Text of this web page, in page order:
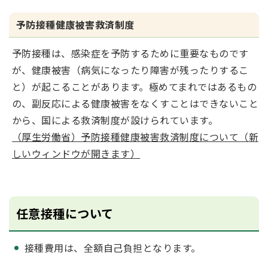
予防接種健康被害救済制度
予防接種は、感染症を予防するために重要なものです
が、健康被害（病気になったり障害が残ったりするこ
と）が起こることがあります。極めてまれではあるもの
の、副反応による健康被害をなくすことはできないこと
から、国による救済制度が設けられています。
（厚生労働省）予防接種健康被害救済制度について（新
しいウィンドウが開きます）
任意接種について
接種費用は、全額自己負担となります。